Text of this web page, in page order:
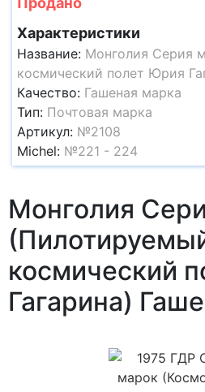
Характеристики
Название: Монголия Серия
космический полет Юрия
Качество: Гашеная марка
Тип: Почтовая марка
Артикул: №2108
Michel: №221 - 224
Монголия
космический
Гагарина)